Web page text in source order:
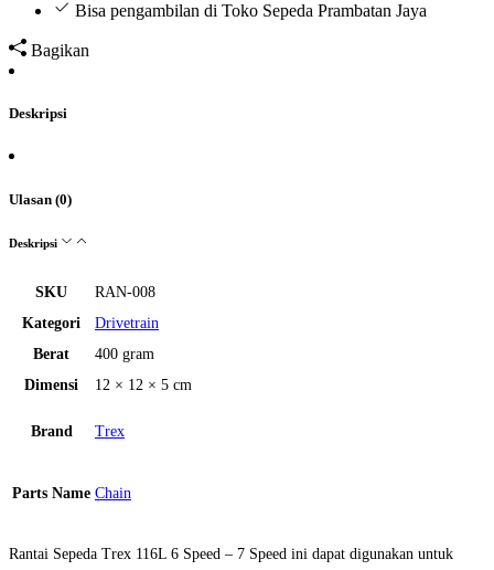
Bisa pengambilan di Toko Sepeda Prambatan Jaya
Bagikan
Deskripsi
Ulasan (0)
Deskripsi
SKU
RAN-008
Kategori
Drivetrain
Berat
400 gram
Dimensi
12 × 12 × 5 cm
Brand Trex
Parts Name Chain
Rantai Sepeda Trex 116L 6 Speed – 7 Speed ini dapat digunakan untuk